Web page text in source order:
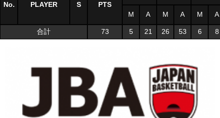
No. PLAYER S PTS
M A M A M A
合計 73 5 21 26 53 6 8